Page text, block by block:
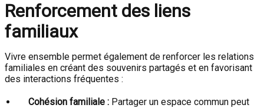
Renforcement des liens
familiaux
Vivre ensemble permet également de renforcer les relations
familiales en créant des souvenirs partagés et en favorisant
des interactions fréquentes :
Cohésion familiale : Partager un espace commun peut